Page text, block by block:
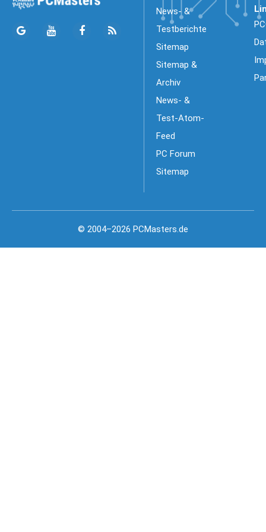
News- &
Testberichte
Sitemap
Sitemap &
Archiv
News- &
Test-Atom-
Feed
PC Forum
Sitemap
© 2004–2026 PCMasters.de